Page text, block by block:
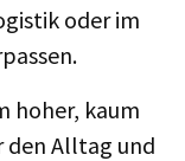
oder im
hoher, kaum
den Alltag und